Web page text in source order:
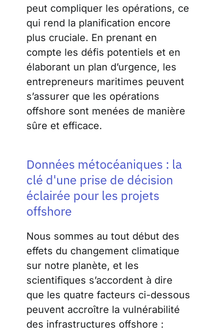
peut compliquer les opérations, ce
qui rend la planification encore
plus cruciale. En prenant en
compte les défis potentiels et en
élaborant un plan d’urgence, les
entrepreneurs maritimes peuvent
s’assurer que les opérations
offshore sont menées de manière
sûre et efficace.
Données métocéaniques : la
clé d'une prise de décision
éclairée pour les projets
offshore
Nous sommes au tout début des
effets du changement climatique
sur notre planète, et les
scientifiques s’accordent à dire
que les quatre facteurs ci-dessous
peuvent accroître la vulnérabilité
des infrastructures offshore :